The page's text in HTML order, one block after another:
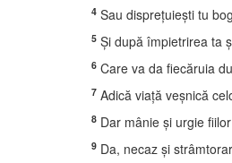
4 Sau dispreţuieşti tu
5 Şi după împietrirea ta
6 Care va da fiecăruia
7 Adică viaţă veşnică
8 Dar mânie şi urgie
9 Da, necaz şi